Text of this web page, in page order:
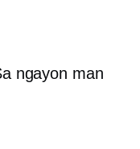
ngayon man